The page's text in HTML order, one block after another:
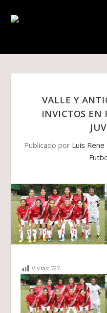
VALLE Y
INVICTOS EN
Publicado por Luis
Visitas: 727